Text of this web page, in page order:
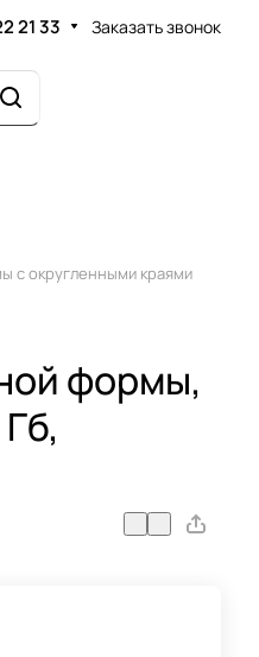
21 33 Заказать звонок
с округленными краями
формы,